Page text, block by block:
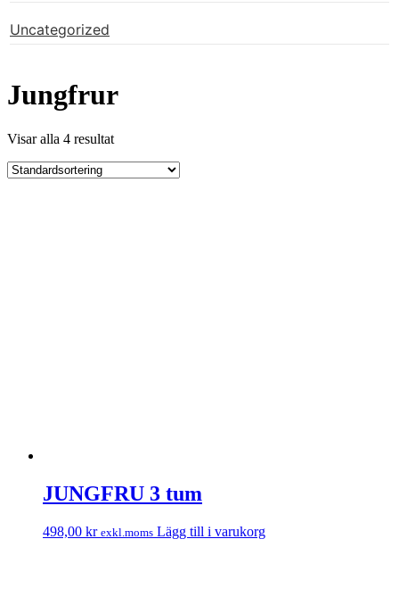
Uncategorized
Jungfrur
Visar alla 4 resultat
JUNGFRU 3 tum
498,00 kr exkl.moms Lägg till i varukorg